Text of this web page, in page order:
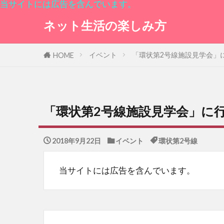
当サイトには広告を含んでいます。
ネット生活の楽しみ方
HOME イベント 「環状第2号線施設見学会
「環状第2号線施設見学会」に
2018年9月22日 イベント 環状第2号線
当サイトには広告を含んでいます。